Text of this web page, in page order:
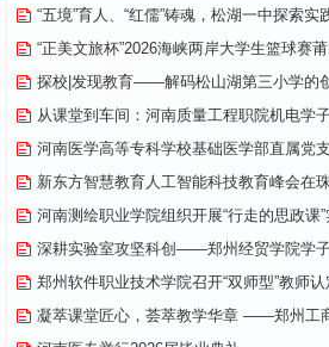
“五境”育人、“红儒”铸魂，松湖一中探索实
“正美文旅杯”​2026海峡两岸大学生篮球赛
探校|发现教育——解码松山湖第三小学的
从课堂到车间：河南质量工程职院机电学子深入“小巨人”企
河南医学高等专科学校基础医学部直属党支部“红烛
新东方智慧教育人工智能科技教育峰会在
河南测绘职业学院组织开展“行走的思政课
深耕实验室攻坚科创——郑州经贸学院学
郑州软件职业技术学院召开“双师型”教师认定政策
凝萃课堂匠心，荟萃教学华章 ——郑州工商学院举办